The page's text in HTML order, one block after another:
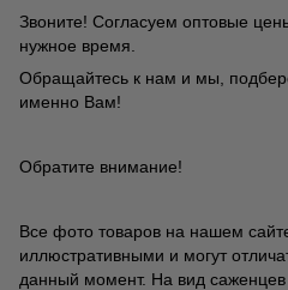
Звоните! Согласуем оптовые
нужное время.
Обращайтесь к нам и мы,
именно Вам!
Обратите внимание!
Все фото товаров на нашем
иллюстративными и могут
данный момент. На вид саженцев